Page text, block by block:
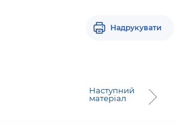
Надрукувати
Наступний
матеріал